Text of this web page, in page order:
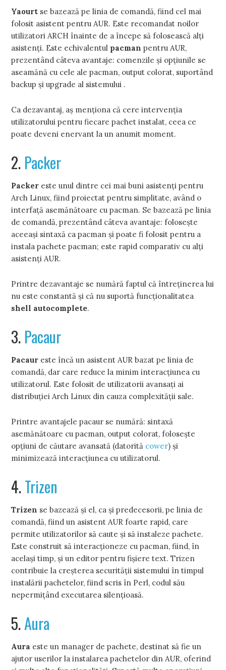
Yaourt se bazează pe linia de comandă, fiind cel mai
folosit asistent pentru AUR. Este recomandat noilor
utilizatori ARCH înainte de a începe să folosească alţi
asistenţi. Este echivalentul pacman pentru AUR,
prezentând câteva avantaje: comenzile şi opţiunile se
aseamănă cu cele ale pacman, output colorat, suportând
backup şi upgrade al sistemului .
Ca dezavantaj, aş menţiona că cere intervenţia
utilizatorului pentru fiecare pachet instalat, ceea ce
poate deveni enervant la un anumit moment.
2. Packer
Packer este unul dintre cei mai buni asistenţi pentru
Arch Linux, fiind proiectat pentru simplitate, având o
interfaţă asemănătoare cu pacman. Se bazează pe linia
de comandă, prezentând câteva avantaje: foloseşte
aceeaşi sintaxă ca pacman şi poate fi folosit pentru a
instala pachete pacman; este rapid comparativ cu alţi
asistenţi AUR.
Printre dezavantaje se numără faptul că întreţinerea lui
nu este constantă şi că nu suportă funcţionalitatea
shell autocomplete.
3. Pacaur
Pacaur este încă un asistent AUR bazat pe linia de
comandă, dar care reduce la minim interacţiunea cu
utilizatorul. Este folosit de utilizatorii avansaţi ai
distribuţiei Arch Linux din cauza complexităţii sale.
Printre avantajele pacaur se numără: sintaxă
asemănătoare cu pacman, output colorat, foloseşte
opţiuni de căutare avansată (datorită cower) şi
minimizează interacţiunea cu utilizatorul.
4.Trizen
Trizen se bazează şi el, ca şi predecesorii, pe linia de
comandă, fiind un asistent AUR foarte rapid, care
permite utilizatorilor să caute şi să instaleze pachete.
Este construit să interacţioneze cu pacman, fiind, în
acelaşi timp, şi un editor pentru fişiere text. Trizen
contribuie la creşterea securităţii sistemului în timpul
instalării pachetelor, fiind scris în Perl, codul său
nepermiţând executarea silenţioasă.
5.Aura
Aura este un manager de pachete, destinat să fie un
ajutor userilor la instalarea pachetelor din AUR, oferind